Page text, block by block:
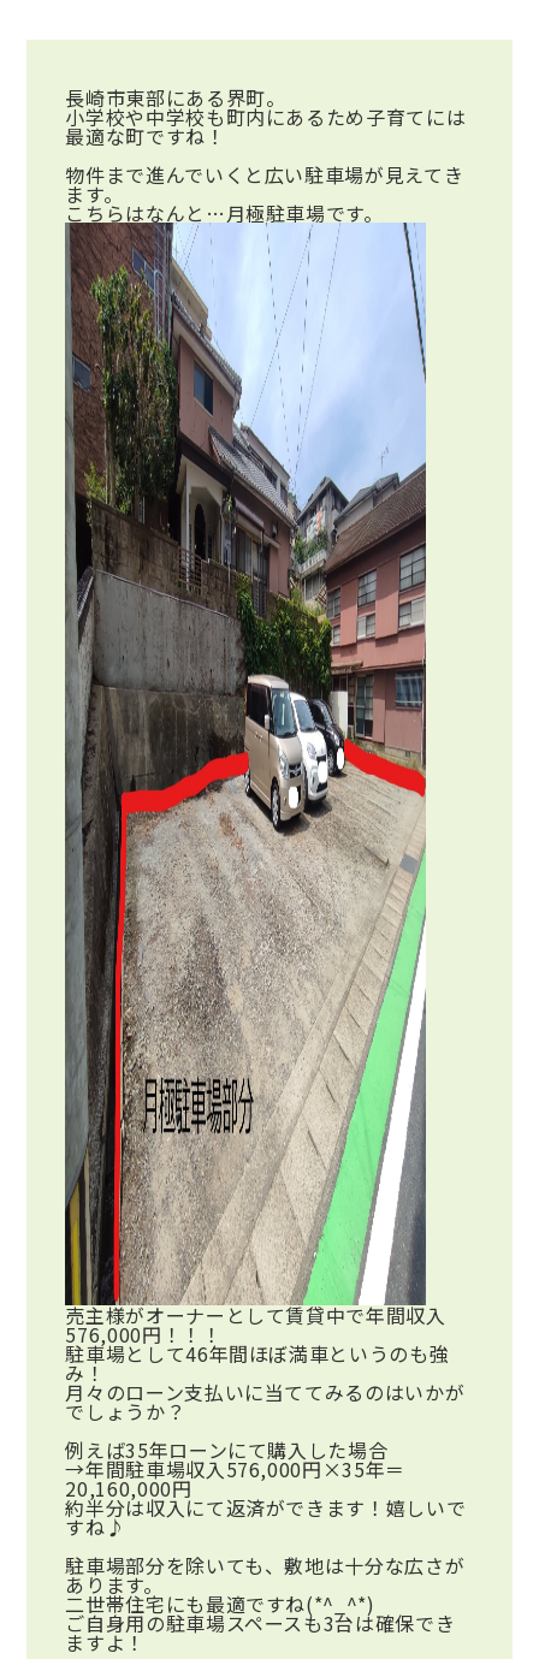
長崎市東部にある界町。
小学校や中学校も町内にあるため子育てには
最適な町ですね！
物件まで進んでいくと広い駐車場が見えてき
ます。
こちらはなんと…月極駐車場です。
売主様がオーナーとして賃貸中で年間収入
576,000円 ！！！
駐車場として46年間ほぼ満車というのも強
み！
月々のローン支払いに当ててみるのはいかが
でしょうか？
例えば35年ローンにて購入した場合
→年間駐車場収入576,000円×35年＝
20,160,000円
約半分は収入にて返済ができます！嬉しいで
すね♪
駐車場部分を除いても、敷地は十分な広さが
あります。
二世帯住宅にも最適ですね(*^_^*)
ご自身用の駐車場スペースも3台は確保でき
ますよ！